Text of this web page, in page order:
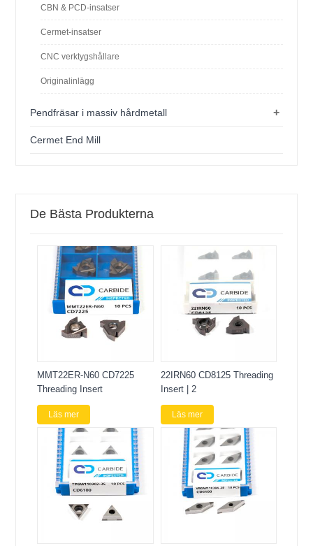
CBN & PCD-insatser
Cermet-insatser
CNC verktygshållare
Originalinlägg
+
Pendfräsar i massiv hårdmetall
Cermet End Mill
De Bästa Produkterna
MMT22ER-N60 CD7225
Threading Insert
Läs mer
22IRN60 CD8125 Threading
Insert | 2
Läs mer